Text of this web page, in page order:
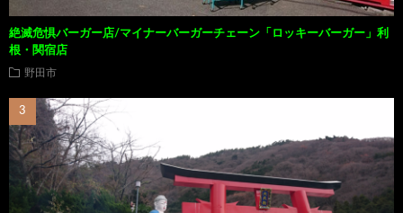
絶滅危惧バーガー店/マイナーバーガーチェーン「ロッキーバーガー」利
根・関宿店
野田市